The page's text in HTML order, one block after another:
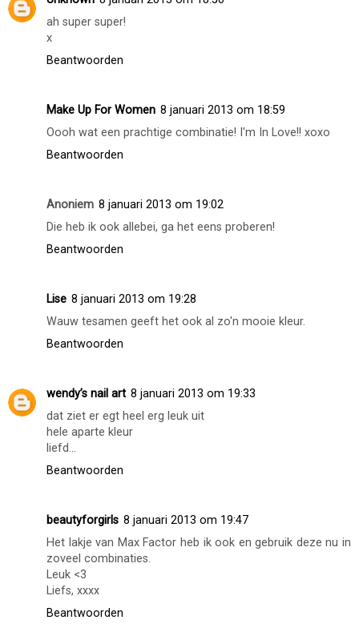
ah super super!
x
Beantwoorden
Make Up For Women 8 januari 2013 om 18:59
Oooh wat een prachtige combinatie! I'm In Love!! xoxo
Beantwoorden
Anoniem 8 januari 2013 om 19:02
Die heb ik ook allebei, ga het eens proberen!
Beantwoorden
Lise 8 januari 2013 om 19:28
Wauw tesamen geeft het ook al zo'n mooie kleur.
Beantwoorden
wendy’s nail art 8 januari 2013 om 19:33
dat ziet er egt heel erg leuk uit
hele aparte kleur
liefd...
Beantwoorden
beautyforgirls 8 januari 2013 om 19:47
Het lakje van Max Factor heb ik ook en gebruik deze nu in
zoveel combinaties.
Leuk <3
Liefs, xxxx
Beantwoorden